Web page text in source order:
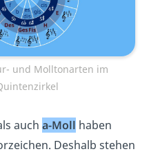
und Molltonarten im
auch a-Moll haben
Deshalb stehen